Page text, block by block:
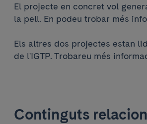
El projecte en concret vol
la pell. En podeu trobar més
Els altres dos projectes estan
de l'IGTP. Trobareu més
Continguts